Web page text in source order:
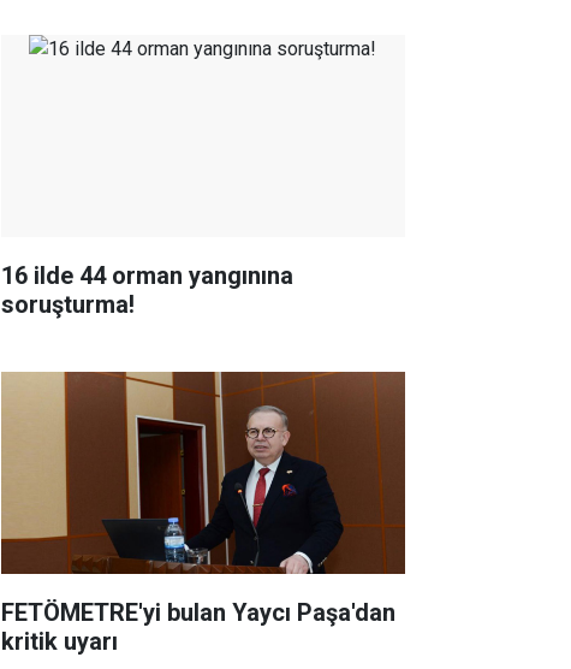
16 ilde 44 orman yangınına
soruşturma!
FETÖMETRE'yi bulan Yaycı Paşa'dan
kritik uyarı